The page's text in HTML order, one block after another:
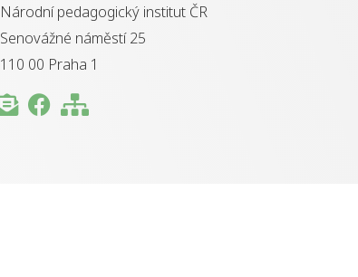
Národní pedagogický institut ČR
Senovážné náměstí 25
110 00 Praha 1